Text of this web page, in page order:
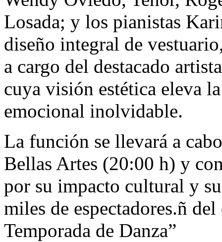
Losada; y los pianistas
diseño integral de
a cargo del destacado
cuya visión estética eleva
emocional inolvidable.
La función se llevará a
Bellas Artes (20:00 h) y
por su impacto cultural y
miles de espectadores.ñ
Temporada de Danza”